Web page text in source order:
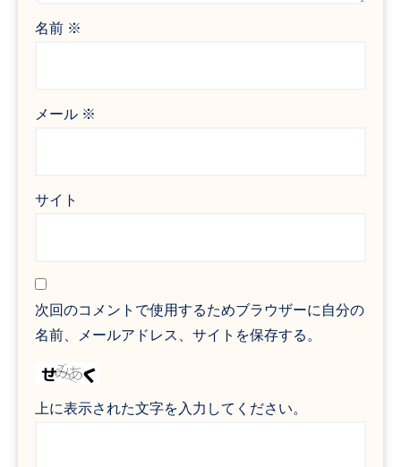
名前 ※
メール ※
サイト
次回のコメントで使用するためブラウザーに自分の
名前、メールアドレス、サイトを保存する。
上に表示された文字を入力してください。